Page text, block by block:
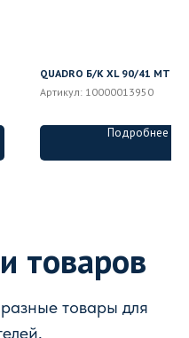
QUADRO Б/К XL 90/41 MT
Артикул: 10000013950
Подробнее
товаров
товары для